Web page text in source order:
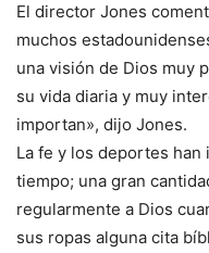
El director Jones
muchos
una visión de Dios muy
su vida diaria y muy
importan», dijo Jones.
La fe y los deportes han
tiempo; una gran
regularmente a Dios
sus ropas alguna cita